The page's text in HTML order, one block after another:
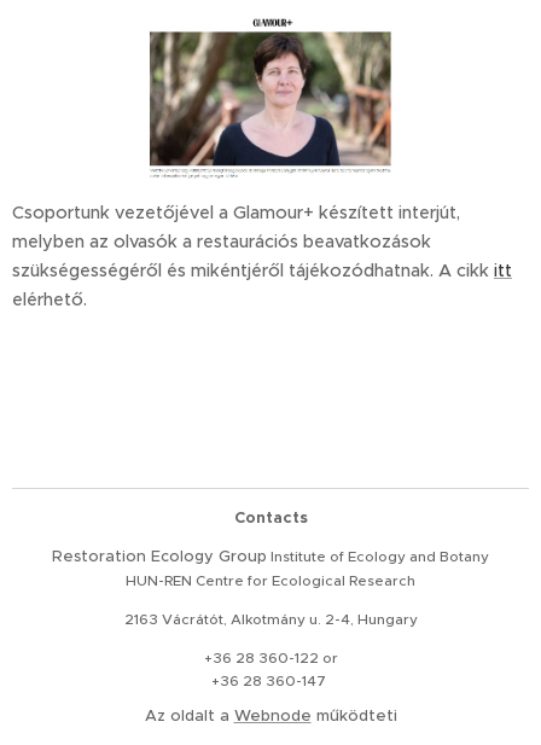
Csoportunk vezetőjével a Glamour+ készített interjút,
melyben az olvasók a restaurációs beavatkozások
szükségességéről és mikéntjéről tájékozódhatnak. A cikk itt
elérhető.
Contacts
Restoration Ecology Group Institute of Ecology and Botany
HUN-REN Centre for Ecological Research
2163 Vácrátót, Alkotmány u. 2-4, Hungary
+36 28 360-122 or
+36 28 360-147
Az oldalt a Webnode működteti